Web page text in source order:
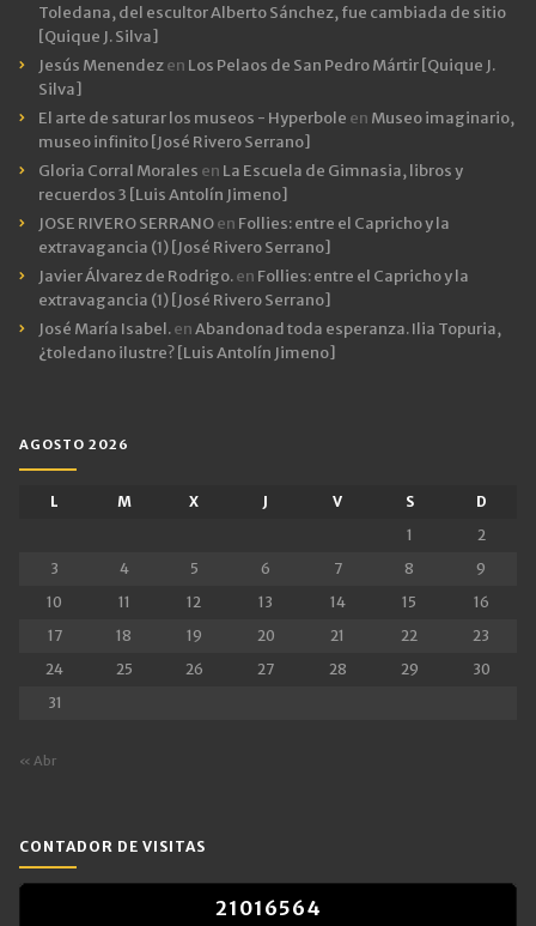
Toledana, del escultor Alberto Sánchez, fue cambiada de sitio
[Quique J. Silva]
Jesús Menendezen Los Pelaos de San Pedro Mártir [Quique J.
Silva]
El arte de saturar los museos - Hyperbole en Museo imaginario,
museo infinito [José Rivero Serrano]
Gloria Corral Morales en La Escuela de Gimnasia, libros y
recuerdos 3 [Luis Antolín Jimeno]
JOSE RIVERO SERRANOen Follies: entre el Capricho y la
extravagancia (1) [José Rivero Serrano]
Javier Álvarez de Rodrigo.en Follies: entre el Capricho y la
extravagancia (1) [José Rivero Serrano]
José María Isabel.enAbandonad toda esperanza. Ilia Topuria,
¿toledano ilustre? [Luis Antolín Jimeno]
AGOSTO 2026
L M X J V S
D
1
2
3
4 5 6 7 8
9
10
11 12 13 14 15
16
17
18 19 20 21 22
23
24
25 26 27 28 29
30
31
« Abr
CONTADOR DE VISITAS
21 01 6564